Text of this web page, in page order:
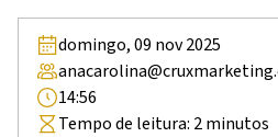
domingo, 09 nov 2025
14:56
Tempo de leitura: 2minutos